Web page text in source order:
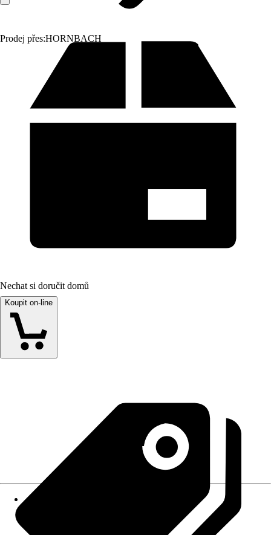
Prodej přes:HORNBACH
Nechat si doručit domů
Koupit on-line